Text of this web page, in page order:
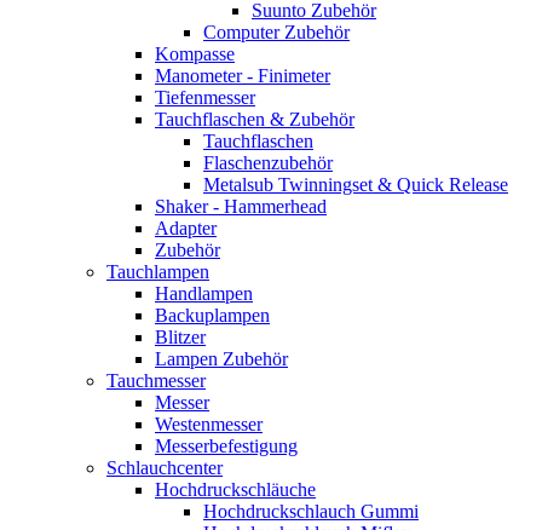
Suunto Zubehör
Computer Zubehör
Kompasse
Manometer - Finimeter
Tiefenmesser
Tauchflaschen & Zubehör
Tauchflaschen
Flaschenzubehör
Metalsub Twinningset & Quick Release
Shaker - Hammerhead
Adapter
Zubehör
Tauchlampen
Handlampen
Backuplampen
Blitzer
Lampen Zubehör
Tauchmesser
Messer
Westenmesser
Messerbefestigung
Schlauchcenter
Hochdruckschläuche
Hochdruckschlauch Gummi